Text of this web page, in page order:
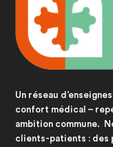
Un réseau
confort médical –
ambition commune.
clients-patients : des